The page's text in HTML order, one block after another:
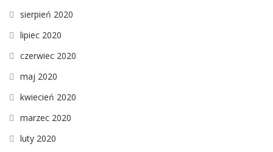
sierpień 2020
lipiec 2020
czerwiec 2020
maj 2020
kwiecień 2020
marzec 2020
luty 2020